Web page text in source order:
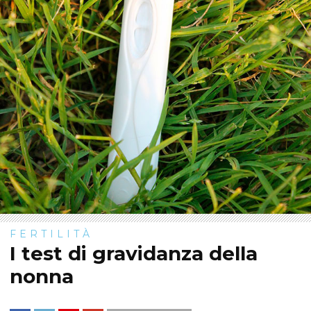
FERTILITÀ
I test di gravidanza della
nonna